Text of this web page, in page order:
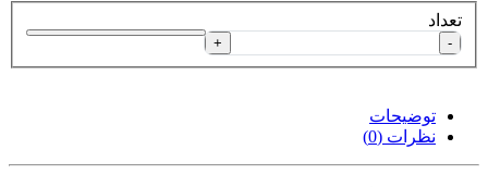
تعداد
-
+
توضیحات
نظرات (0)